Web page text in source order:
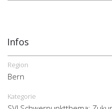
Infos
Region
Bern
Kategorie